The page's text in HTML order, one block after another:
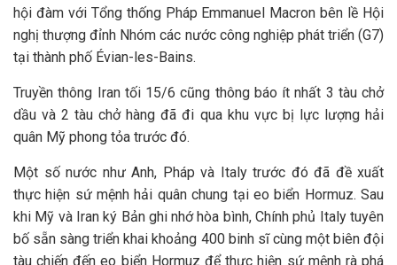
hội đàm với Tổng thống Pháp Emmanuel Macron bên lề Hội
nghị thượng đỉnh Nhóm các nước công nghiệp phát triển (G7)
tại thành phố Évian-les-Bains.
Truyền thông Iran tối 15/6 cũng thông báo ít nhất 3 tàu chở
dầu và 2 tàu chở hàng đã đi qua khu vực bị lực lượng hải
quân Mỹ phong tỏa trước đó.
Một số nước như Anh, Pháp và Italy trước đó đã đề xuất
thực hiện sứ mệnh hải quân chung tại eo biển Hormuz. Sau
khi Mỹ và Iran ký Bản ghi nhớ hòa bình, Chính phủ Italy tuyên
bố sẵn sàng triển khai khoảng 400 binh sĩ cùng một biên đội
tàu chiến đến eo biển Hormuz để thực hiện sứ mệnh rà phá